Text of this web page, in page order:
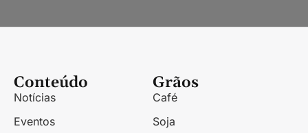
Conteúdo
Notícias
Eventos
Grãos
Café
Soja